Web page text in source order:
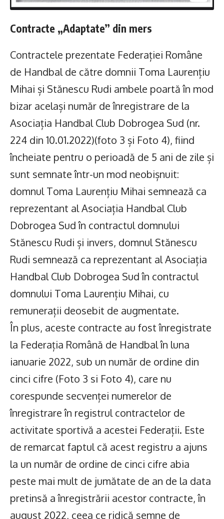
Contracte „Adaptate” din mers
Contractele prezentate Federației Române
de Handbal de către domnii Toma Laurențiu
Mihai și Stănescu Rudi ambele poartă în mod
bizar același număr de înregistrare de la
Asociația Handbal Club Dobrogea Sud (nr.
224 din 10.01.2022)(foto 3 și Foto 4), fiind
încheiate pentru o perioadă de 5 ani de zile și
sunt semnate într-un mod neobișnuit:
domnul Toma Laurențiu Mihai semnează ca
reprezentant al Asociația Handbal Club
Dobrogea Sud în contractul domnului
Stănescu Rudi și invers, domnul Stănescu
Rudi semnează ca reprezentant al Asociația
Handbal Club Dobrogea Sud în contractul
domnului Toma Laurențiu Mihai, cu
remunerații deosebit de augmentate.
În plus, aceste contracte au fost înregistrate
la Federația Română de Handbal în luna
ianuarie 2022, sub un număr de ordine din
cinci cifre (Foto 3 si Foto 4), care nu
corespunde secvenței numerelor de
înregistrare în registrul contractelor de
activitate sportivă a acestei Federații. Este
de remarcat faptul că acest registru a ajuns
la un număr de ordine de cinci cifre abia
peste mai mult de jumătate de an de la data
pretinsă a înregistrării acestor contracte, în
august 2022, ceea ce ridică semne de